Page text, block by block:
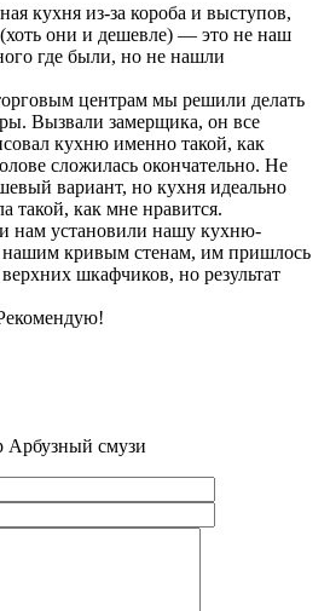
кухня из-за короба и выступов,
они и дешевле) — это не наш
где были, но не нашли
центрам мы решили делать
Вызвали замерщика, он все
кухню именно такой, как
сложилась окончательно. Не
вариант, но кухня идеально
такой, как мне нравится.
нам установили нашу кухню-
нашим кривым стенам, им пришлось
шкафчиков, но результат
Арбузный смузи